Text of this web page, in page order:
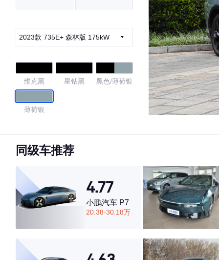
2023款 735E+ 森林版 175kW
维克黑 星钻黑 黑色/薄荷银
薄荷银
4.81
·外观表现较为优秀，优于68%同级车
·内饰表现较为优秀，优于73%同级车
·空间表现较为优秀，优于88%同级车
同级车推荐
4.77
小鹏汽车 P7
20.38-30.18万